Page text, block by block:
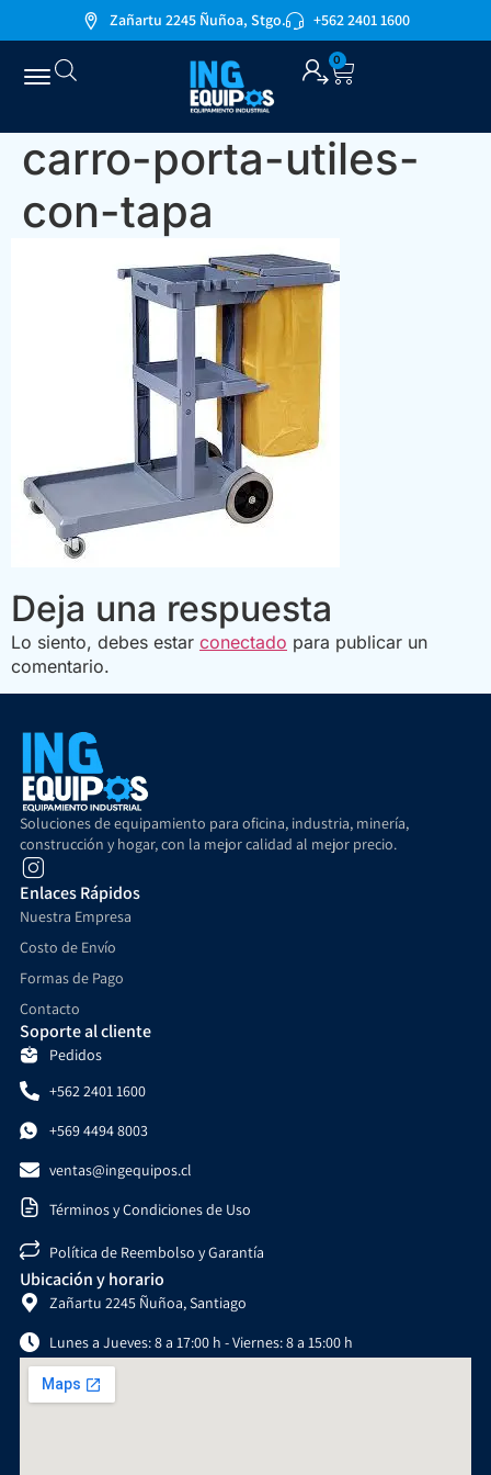
Zañartu 2245 Ñuñoa, Stgo. +562 2401 1600
0
carro-porta-utiles-
con-tapa
Deja una respuesta
Lo siento, debes estar conectado para publicar un
comentario.
Soluciones de equipamiento para oficina, industria, minería,
construcción y hogar, con la mejor calidad al mejor precio.
Enlaces Rápidos
Nuestra Empresa
Costo de Envío
Formas de Pago
Contacto
Soporte al cliente
Pedidos
+562 2401 1600
+569 4494 8003
ventas@ingequipos.cl
Términos y Condiciones de Uso
Política de Reembolso y Garantía
Ubicación y horario
Zañartu 2245 Ñuñoa, Santiago
Lunes a Jueves: 8 a 17:00 h - Viernes: 8 a 15:00 h